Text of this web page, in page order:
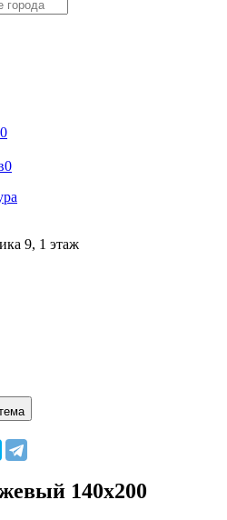
0
0
9, 1 этаж
140x200